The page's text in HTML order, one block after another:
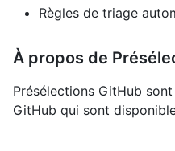
Règles de triage
À propos de
Présélections GitHub
GitHub qui sont